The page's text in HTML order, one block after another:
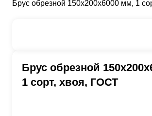
Брус обрезной 150х200х6000 мм, 1
Брус обрезной
1 сорт, хвоя, ГОСТ